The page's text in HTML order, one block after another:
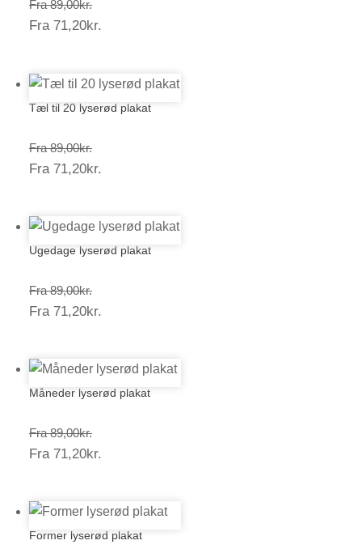
Fra 89,00kr.Prisinterval:
89,00kr.
Fra 71,20kr.
Tæl til 20 lyserød plakat
Fra 89,00kr.Prisinterval:
89,00kr.
Fra 71,20kr.
Ugedage lyserød plakat
Fra 89,00kr.Prisinterval:
89,00kr.
Fra 71,20kr.
Måneder lyserød plakat
Fra 89,00kr.Prisinterval:
89,00kr.
Fra 71,20kr.
Former lyserød plakat